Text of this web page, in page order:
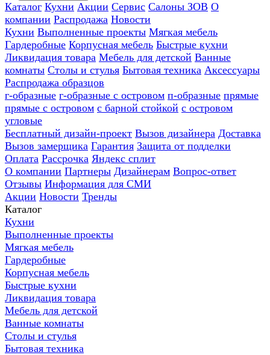
Каталог Кухни Акции Сервис Салоны ЗОВ О
компании Распродажа Новости
Кухни Выполненные проекты Мягкая мебель
Гардеробные Корпусная мебель Быстрые кухни
Ликвидация товара Мебель для детской Ванные
комнаты Столы и стулья Бытовая техника Аксессуары
Распродажа образцов
г-образные г-образные с островом п-образные прямые
прямые с островом с барной стойкой с островом
угловые
Бесплатный дизайн-проект Вызов дизайнера Доставка
Вызов замерщика Гарантия Защита от подделки
Оплата Рассрочка Яндекс сплит
О компании Партнеры Дизайнерам Вопрос-ответ
Отзывы Информация для СМИ
Акции Новости Тренды
Каталог
Кухни
Выполненные проекты
Мягкая мебель
Гардеробные
Корпусная мебель
Быстрые кухни
Ликвидация товара
Мебель для детской
Ванные комнаты
Столы и стулья
Бытовая техника